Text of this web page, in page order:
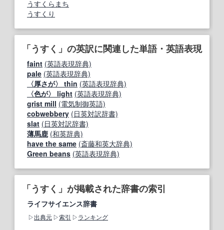
うすくらまち
うすくり
「うすく」の英訳に関連した単語・英語表現
faint (英語表現辞典)
pale (英語表現辞典)
〈厚さが〉 thin (英語表現辞典)
〈色が〉 light (英語表現辞典)
grist mill (電気制御英語)
cobwebbery (日英対訳辞書)
slat (日英対訳辞書)
薄馬鹿 (和英辞典)
have the same (斎藤和英大辞典)
Green beans (英語表現辞典)
「うすく」が掲載された辞書の索引
ライフサイエンス辞書
出典元 索引 ランキング